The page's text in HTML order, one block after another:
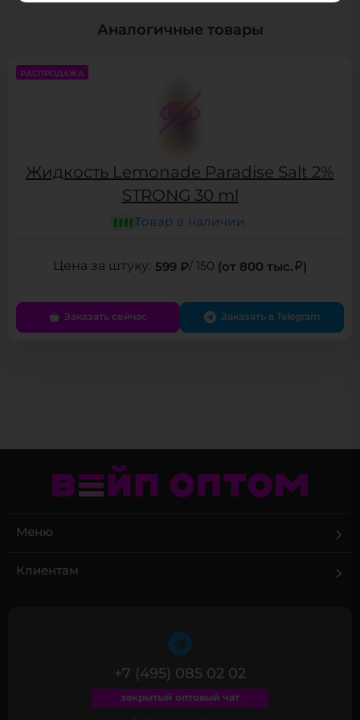
Аналогичные товары
РАСПРОДАЖА
Жидкость Lemonade Paradise Salt 2%
STRONG 30 ml
Товар в наличии
599 ₽/ 150 (от 800 тыс. )
Заказать сейчас Заказать в Telegram
+7 (495) 085 02 02
закрытый оптовый чат
Клиентам
Меню